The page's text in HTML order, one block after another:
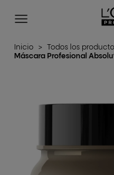
L'Oréal Professionnel
SITE MENU
Inicio > Todos los
Máscara Profesional